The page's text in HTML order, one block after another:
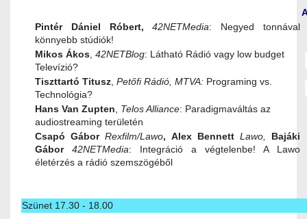
Pintér Dániel Róbert,42NETMedia: Negyed tonnával
könnyebb stúdiók!
Mikos Ákos, 42NETBlog: Látható Rádió vagy low budget
Televízió?
Tiszttartó Titusz, Petőfi Rádió, MTVA: Programing vs.
Technológia?
Hans Van Zupten, Telos Alliance: Paradigmaváltás az
audiostreaming területén
Csapó Gábor Rexfilm/Lawo, Alex Bennett Lawo, Bajáki
Gábor 42NETMedia: Integráció a végtelenbe! A Lawo
életérzés a rádió szemszögéből
Szünet 17.30 - 18.00